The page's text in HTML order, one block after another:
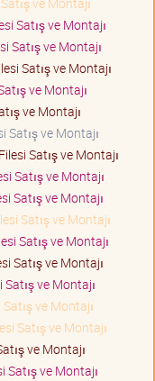
ve Montajı
Satış ve Montajı
Satış ve Montajı
Satış ve Montajı
ve Montajı
ve Montajı
Satış ve Montajı
Satış ve Montajı
Satış ve Montajı
Satış ve Montajı
Satış ve Montajı
Satış ve Montajı
Satış ve Montajı
ve Montajı
ve Montajı
Satış ve Montajı
ve Montajı
Satış ve Montajı